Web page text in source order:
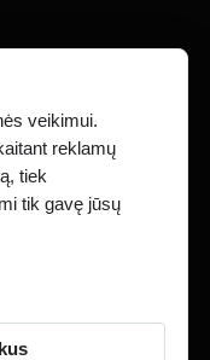
veikimui.
reklamų
tiek
tik gavę jūsų